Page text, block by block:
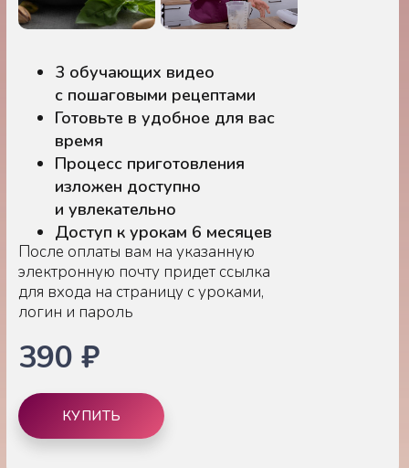
КУПИТЬ
3 обучающих видео
с пошаговыми рецептами
Готовьте в удобное для вас
время
Процесс приготовления
изложен доступно
и увлекательно
Доступ к урокам 6 месяцев
После оплаты вам на указанную
электронную почту придет ссылка
для входа на страницу с уроками,
логин и пароль
390 ₽